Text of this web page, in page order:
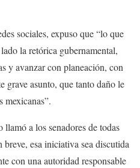
sociales, expuso que “lo que
la retórica gubernamental,
y avanzar con planeación, con
grave asunto, que tanto daño le
mexicanas”.
a los senadores de todas
esa iniciativa sea discutida
con una autoridad responsable